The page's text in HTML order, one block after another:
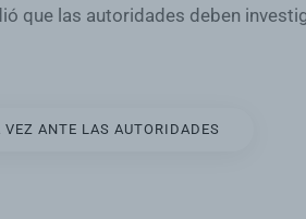
que las autoridades deben
ANTE LAS AUTORIDADES